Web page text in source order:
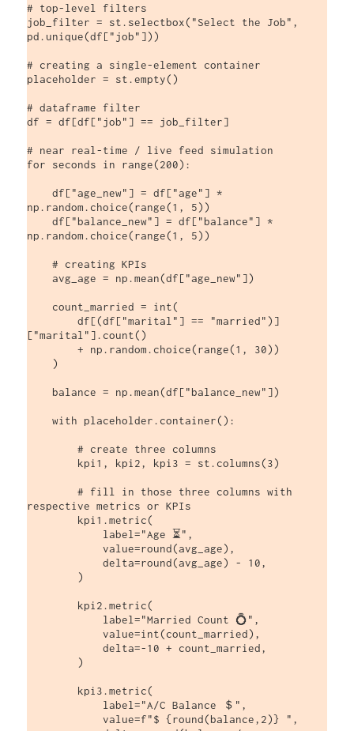
# top-level filters
job_filter = st.selectbox("Select the Job",
pd.unique(df["job"]))
# creating a single-element container
placeholder = st.empty()
# dataframe filter
df = df[df["job"] == job_filter]
# near real-time / live feed simulation
for seconds in range(200):
    df["age_new"] = df["age"] *
np.random.choice(range(1, 5))
    df["balance_new"] = df["balance"] *
np.random.choice(range(1, 5))
    # creating KPIs
    avg_age = np.mean(df["age_new"])
        df[(df["marital"] == "married")]
["marital"].count()
        + np.random.choice(range(1, 30))
    with placeholder.container():
        # create three columns
        # fill in those three columns with
respective metrics or KPIs
            value=round(avg_age),
            delta=round(avg_age) - 10,
            value=int(count_married),
            delta=-10 + count_married,
            value=f"$ {round(balance,2)} ",